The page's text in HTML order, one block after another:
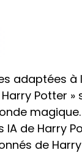
adaptées à
Potter »
magique.
de Harry
de